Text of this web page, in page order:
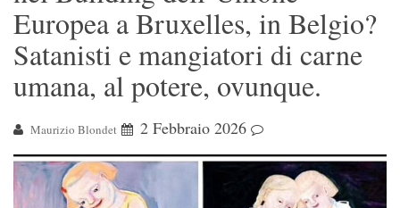
Europea a Bruxelles, in Belgio?
Satanisti e mangiatori di carne
umana, al potere, ovunque.
Maurizio Blondet 2 Febbraio 2026